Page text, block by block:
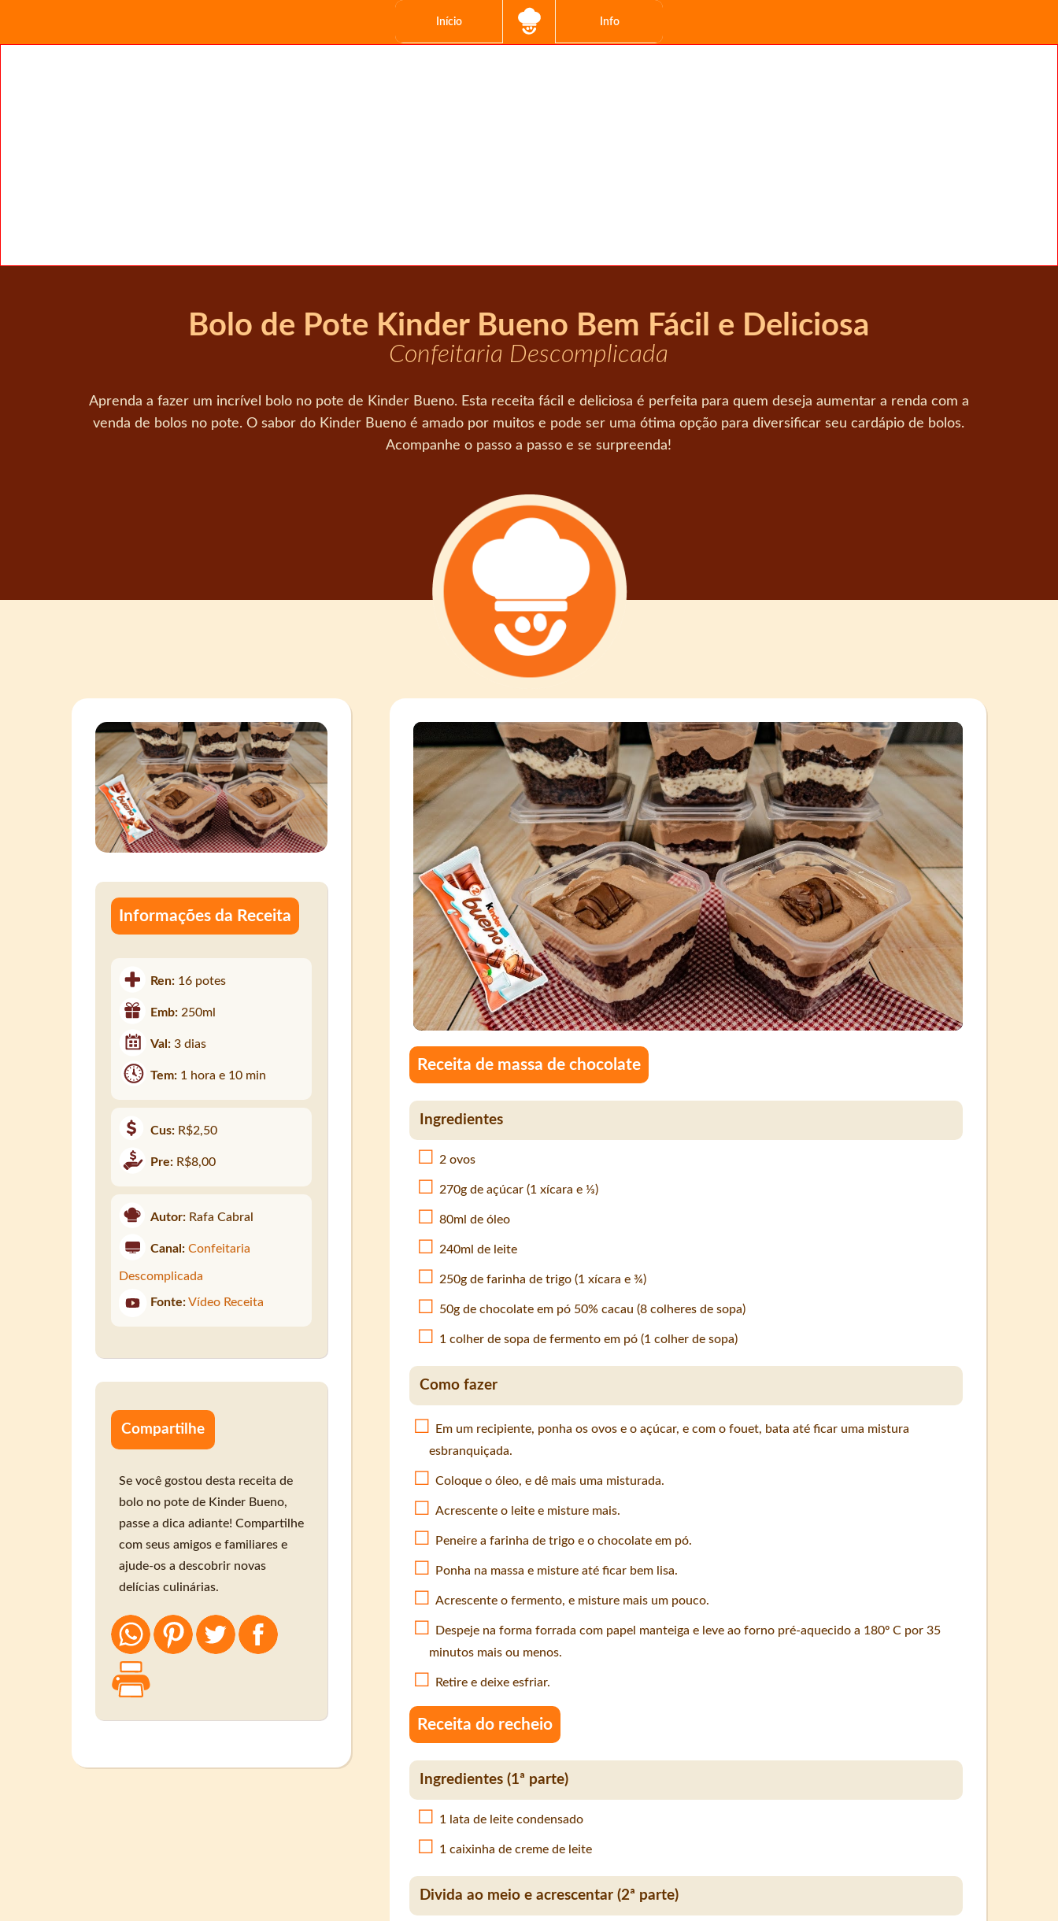
Início Info
Bolo de Pote Kinder Bueno Bem Fácil e Deliciosa
Confeitaria Descomplicada
Aprenda a fazer um incrível bolo no pote de Kinder Bueno. Esta receita fácil e deliciosa é perfeita para quem deseja aumentar a renda com a
venda de bolos no pote. O sabor do Kinder Bueno é amado por muitos e pode ser uma ótima opção para diversificar seu cardápio de bolos.
Acompanhe o passo a passo e se surpreenda!
Receita de massa de chocolate
Ingredientes
2 ovos
270g de açúcar (1 xícara e ⅓)
80ml de óleo
240ml de leite
250g de farinha de trigo (1 xícara e ¾)
50g de chocolate em pó 50% cacau (8 colheres de sopa)
1 colher de sopa de fermento em pó (1 colher de sopa)
Como fazer
Em um recipiente, ponha os ovos e o açúcar, e com o fouet, bata até ficar uma mistura
esbranquiçada.
Coloque o óleo, e dê mais uma misturada.
Acrescente o leite e misture mais.
Peneire a farinha de trigo e o chocolate em pó.
Ponha na massa e misture até ficar bem lisa.
Acrescente o fermento, e misture mais um pouco.
Despeje na forma forrada com papel manteiga e leve ao forno pré-aquecido a 180º C por 35
minutos mais ou menos.
Retire e deixe esfriar.
Receita do recheio
Ingredientes (1ª parte)
1 lata de leite condensado
1 caixinha de creme de leite
Divida ao meio e acrescentar (2ª parte)
Informações da Receita
Ren: 16 potes
Emb: 250ml
Val:3 dias
Tem: 1 hora e 10 min
Cus: R$2,50
Pre: R$8,00
Autor: Rafa Cabral
Canal: Confeitaria
Descomplicada
Fonte: Vídeo Receita
Compartilhe
Se você gostou desta receita de
bolo no pote de Kinder Bueno,
passe a dica adiante! Compartilhe
com seus amigos e familiares e
ajude-os a descobrir novas
delícias culinárias.